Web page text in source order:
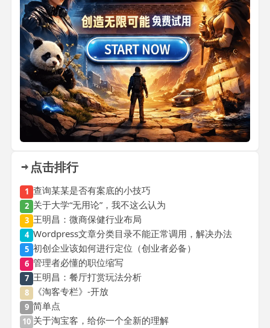
点击排行
1 查询某某是否有案底的小技巧
2 关于大学“无用论”，我不这么认为
3 王明昌：微商保健行业布局
4 Wordpress文章分类目录不能正常调用，解决办法
5 初创企业该如何进行定位（创业者必备）
6 管理者必懂的职位缩写
7 王明昌：餐厅打赏玩法分析
8 《淘客专栏》-开放
9 简单点
10 关于淘宝客，给你一个全新的理解